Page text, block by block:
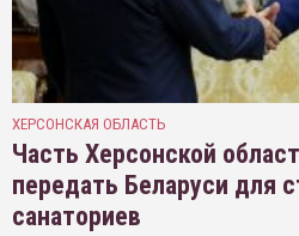
ХЕРСОНСКАЯ ОБЛАСТЬ
Часть Херсонской
передать Беларуси для
санаториев